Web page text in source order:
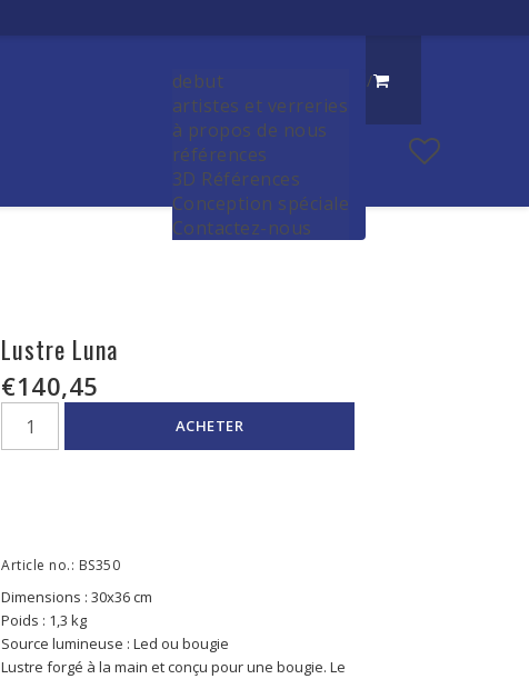
/
debut
artistes et verreries
à propos de nous
références
3D Références
Conception spéciale
Contactez-nous
Lustre Luna
€140,45
ACHETER
Article no.: BS350
Dimensions : 30x36 cm
Poids : 1,3 kg
Source lumineuse : Led ou bougie
Lustre forgé à la main et conçu pour une bougie. Le